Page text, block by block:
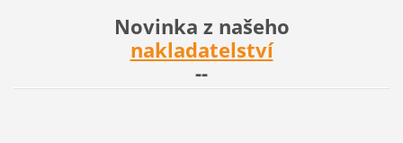
Novinka z našeho
nakladatelství
--